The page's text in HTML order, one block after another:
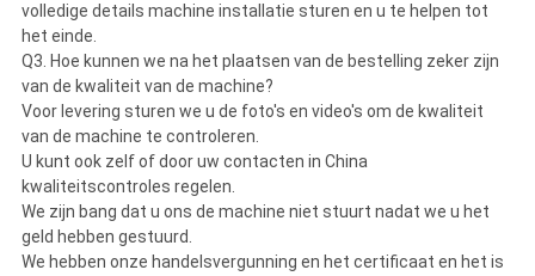
volledige details machine installatie sturen en u te helpen tot
het einde.
Q3. Hoe kunnen we na het plaatsen van de bestelling zeker zijn
van de kwaliteit van de machine?
Voor levering sturen we u de foto's en video's om de kwaliteit
van de machine te controleren.
U kunt ook zelf of door uw contacten in China
kwaliteitscontroles regelen.
We zijn bang dat u ons de machine niet stuurt nadat we u het
geld hebben gestuurd.
We hebben onze handelsvergunning en het certificaat en het is